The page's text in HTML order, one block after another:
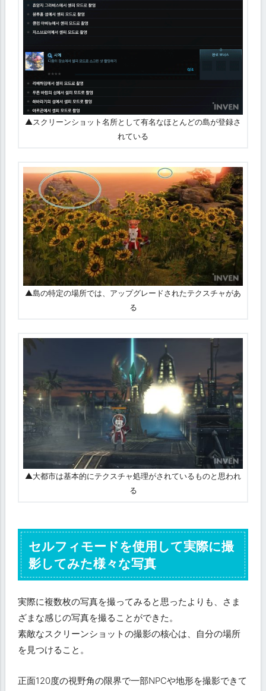
▲スクリーンショット名所として有名なほとんどの島が登録さ
れている
▲島の特定の場所では、アップグレードされたテクスチャがあ
る
▲大都市は基本的にテクスチャ処理がされているものと思われ
る
セルフィモードを使用して実際に撮
影してみた様々な写真
実際に複数枚の写真を撮ってみると思ったよりも、さま
ざまな感じの写真を撮ることができた。
素敵なスクリーンショットの撮影の核心は、自分の場所
を見つけること。
正面120度の視野角の限界で一部NPCや地形を撮影できて